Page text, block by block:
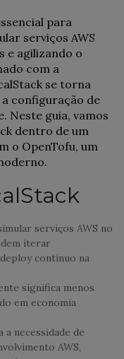
para
serviços AWS
e agilizando o
com a
se torna
configuração de
Neste guia, vamos
dentro de um
o OpenTofu, um
serviços AWS no
iterar
contínuo na
significa menos
em economia
a necessidade de
AWS,